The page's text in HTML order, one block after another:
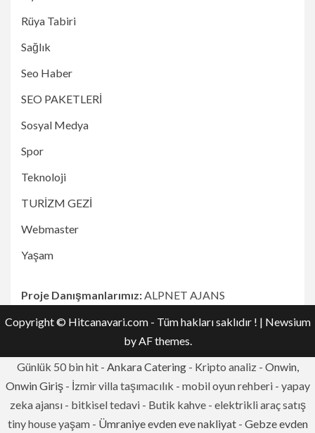
Rüya Tabiri
Sağlık
Seo Haber
SEO PAKETLERİ
Sosyal Medya
Spor
Teknoloji
TURİZM GEZİ
Webmaster
Yaşam
Proje Danışmanlarımız: ALPNET AJANS
Copyright © Hitcanavari.com - Tüm hakları saklıdır ! | Newsium
by AF themes.
Günlük 50 bin hit - Ankara Catering- Kripto analiz - Onwin,
Onwin Giriş- İzmir villa taşımacılık - mobil oyun rehberi - yapay
zeka ajansı - bitkisel tedavi - Butik kahve - elektrikli araç satış
tiny house yaşam - Ümraniye evden eve nakliyat- Gebze evden